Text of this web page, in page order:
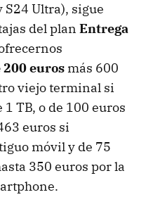
S24 Ultra), sigue
del plan Entrega
euros más 600
viejo terminal si
TB, o de 100 euros
euros si
móvil y de 75
350 euros por la